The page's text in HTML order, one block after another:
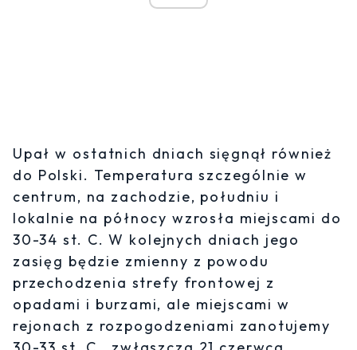
Upał w ostatnich dniach sięgnął również
do Polski. Temperatura szczególnie w
centrum, na zachodzie, południu i
lokalnie na północy wzrosła miejscami do
30-34 st. C. W kolejnych dniach jego
zasięg będzie zmienny z powodu
przechodzenia strefy frontowej z
opadami i burzami, ale miejscami w
rejonach z rozpogodzeniami zanotujemy